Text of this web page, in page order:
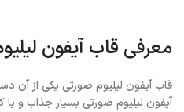
معرفی قاب آیفون
قاب آیفون لیلیوم صورتی یکی از آن
آیفون لیلیوم صورتی بسیار جذاب و